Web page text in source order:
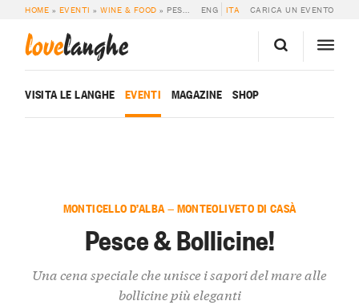
HOME » EVENTI »WINE & FOOD » PESCE & BOLLICINE! ENG ITA CARICA UN EVENTO
lovelanghe
VISITA LE LANGHE EVENTI MAGAZINE SHOP
MONTICELLO D’ALBA — MONTEOLIVETO DI CASÀ
Pesce & Bollicine!
Una cena speciale che unisce i sapori del mare alle
bollicine più eleganti